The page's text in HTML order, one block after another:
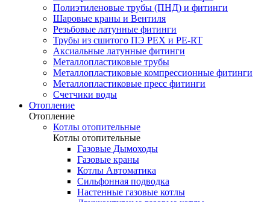
Полиэтиленовые трубы (ПНД) и фитинги
Шаровые краны и Вентиля
Резьбовые латунные фитинги
Трубы из сшитого ПЭ PEX и PE-RT
Аксиальные латунные фитинги
Металлопластиковые трубы
Металлопластиковые компрессионные фитинги
Металлопластиковые пресс фитинги
Счетчики воды
Отопление
Отопление
Котлы отопительные
Котлы отопительные
Газовые Дымоходы
Газовые краны
Котлы Автоматика
Сильфонная подводка
Настенные газовые котлы